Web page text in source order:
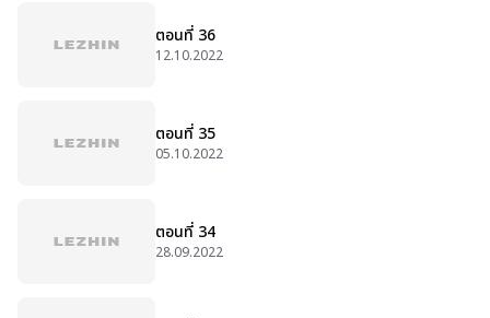
ตอนที่ 36
12.10.2022
ตอนที่ 35
05.10.2022
ตอนที่ 34
28.09.2022